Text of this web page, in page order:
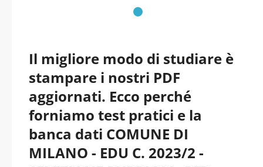
Il migliore modo di studiare è
stampare i nostri PDF
aggiornati. Ecco perché
forniamo test pratici e la
banca dati COMUNE DI
MILANO - EDU C. 2023/2 -